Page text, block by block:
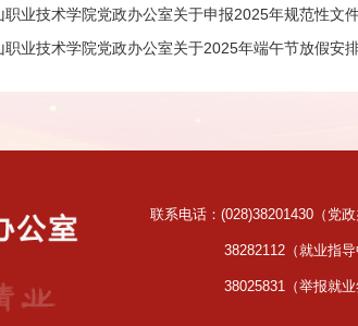
职业技术学院党政办公室关于申报2025年规范性文
职业技术学院党政办公室关于2025年端午节放假安
联系电话：(028)38201430（党政
38282112（就业指导中
38025831（举报就业签